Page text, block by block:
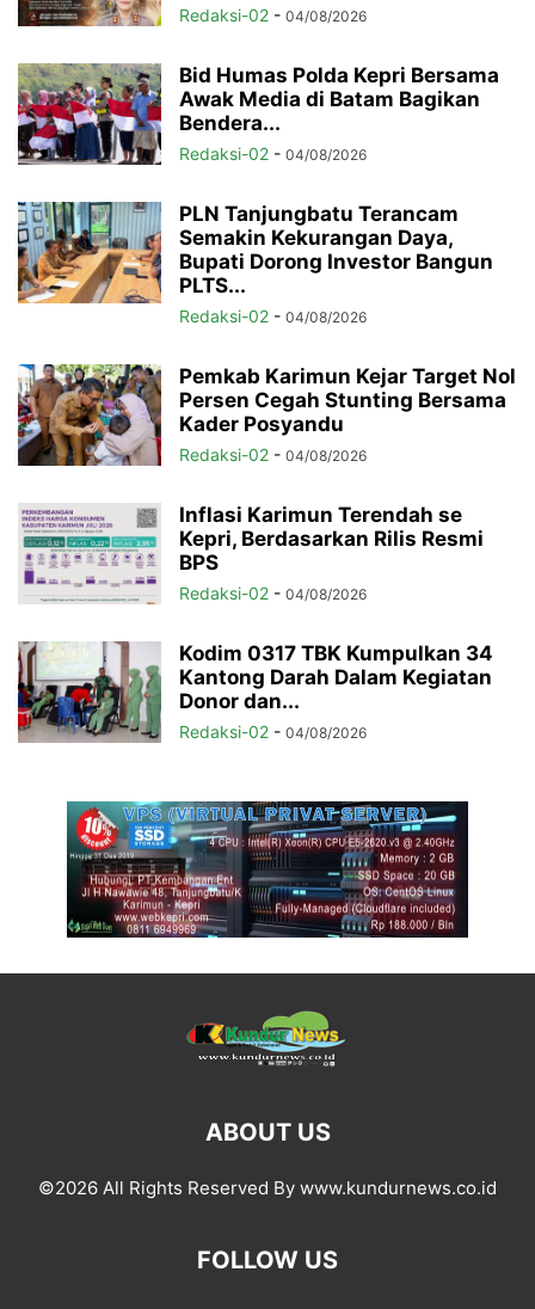
Redaksi-02 - 04/08/2026
Bid Humas Polda Kepri Bersama
Awak Media di Batam Bagikan
Bendera...
Redaksi-02 - 04/08/2026
PLN Tanjungbatu Terancam
Semakin Kekurangan Daya,
Bupati Dorong Investor Bangun
PLTS...
Redaksi-02 - 04/08/2026
Pemkab Karimun Kejar Target Nol
Persen Cegah Stunting Bersama
Kader Posyandu
Redaksi-02 - 04/08/2026
Inflasi Karimun Terendah se
Kepri, Berdasarkan Rilis Resmi
BPS
Redaksi-02 - 04/08/2026
Kodim 0317 TBK Kumpulkan 34
Kantong Darah Dalam Kegiatan
Donor dan...
Redaksi-02 - 04/08/2026
ABOUT US
©2026 All Rights Reserved By www.kundurnews.co.id
FOLLOW US